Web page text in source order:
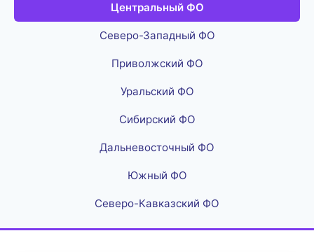
Центральный ФО
Северо-Западный ФО
Приволжский ФО
Уральский ФО
Сибирский ФО
Дальневосточный ФО
Южный ФО
Северо-Кавказский ФО